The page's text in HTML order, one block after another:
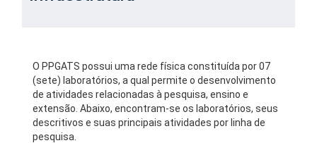
O PPGATS possui uma rede física constituída por 07
(sete) laboratórios, a qual permite o desenvolvimento
de atividades relacionadas à pesquisa, ensino e
extensão. Abaixo, encontram-se os laboratórios, seus
descritivos e suas principais atividades por linha de
pesquisa.